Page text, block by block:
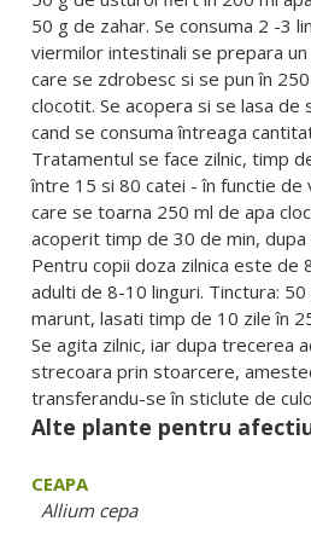
50 g de zahar. Se consuma 2 -3
viermilor intestinali se prepara
care se zdrobesc si se pun în
clocotit. Se acopera si se lasa de
cand se consuma întreaga
Tratamentul se face zilnic, timp
între 15 si 80 catei - în functie
care se toarna 250 ml de apa
acoperit timp de 30 de min,
Pentru copii doza zilnica este de
adulti de 8-10 linguri. Tinctura:
marunt, lasati timp de 10 zile în
Se agita zilnic, iar dupa trecerea
strecoara prin stoarcere,
transferandu-se în sticlute de
Alte plante pentru
CEAPA
Allium cepa